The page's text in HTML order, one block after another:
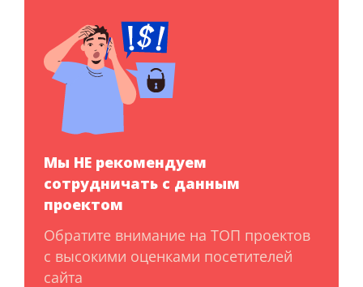
Мы НЕ рекомендуем
сотрудничать с данным
проектом
Обратите внимание на ТОП проектов
с высокими оценками посетителей
сайта